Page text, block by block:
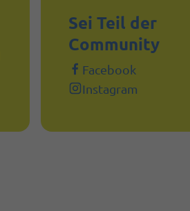
Sei Teil der
Community
Facebook
Instagram